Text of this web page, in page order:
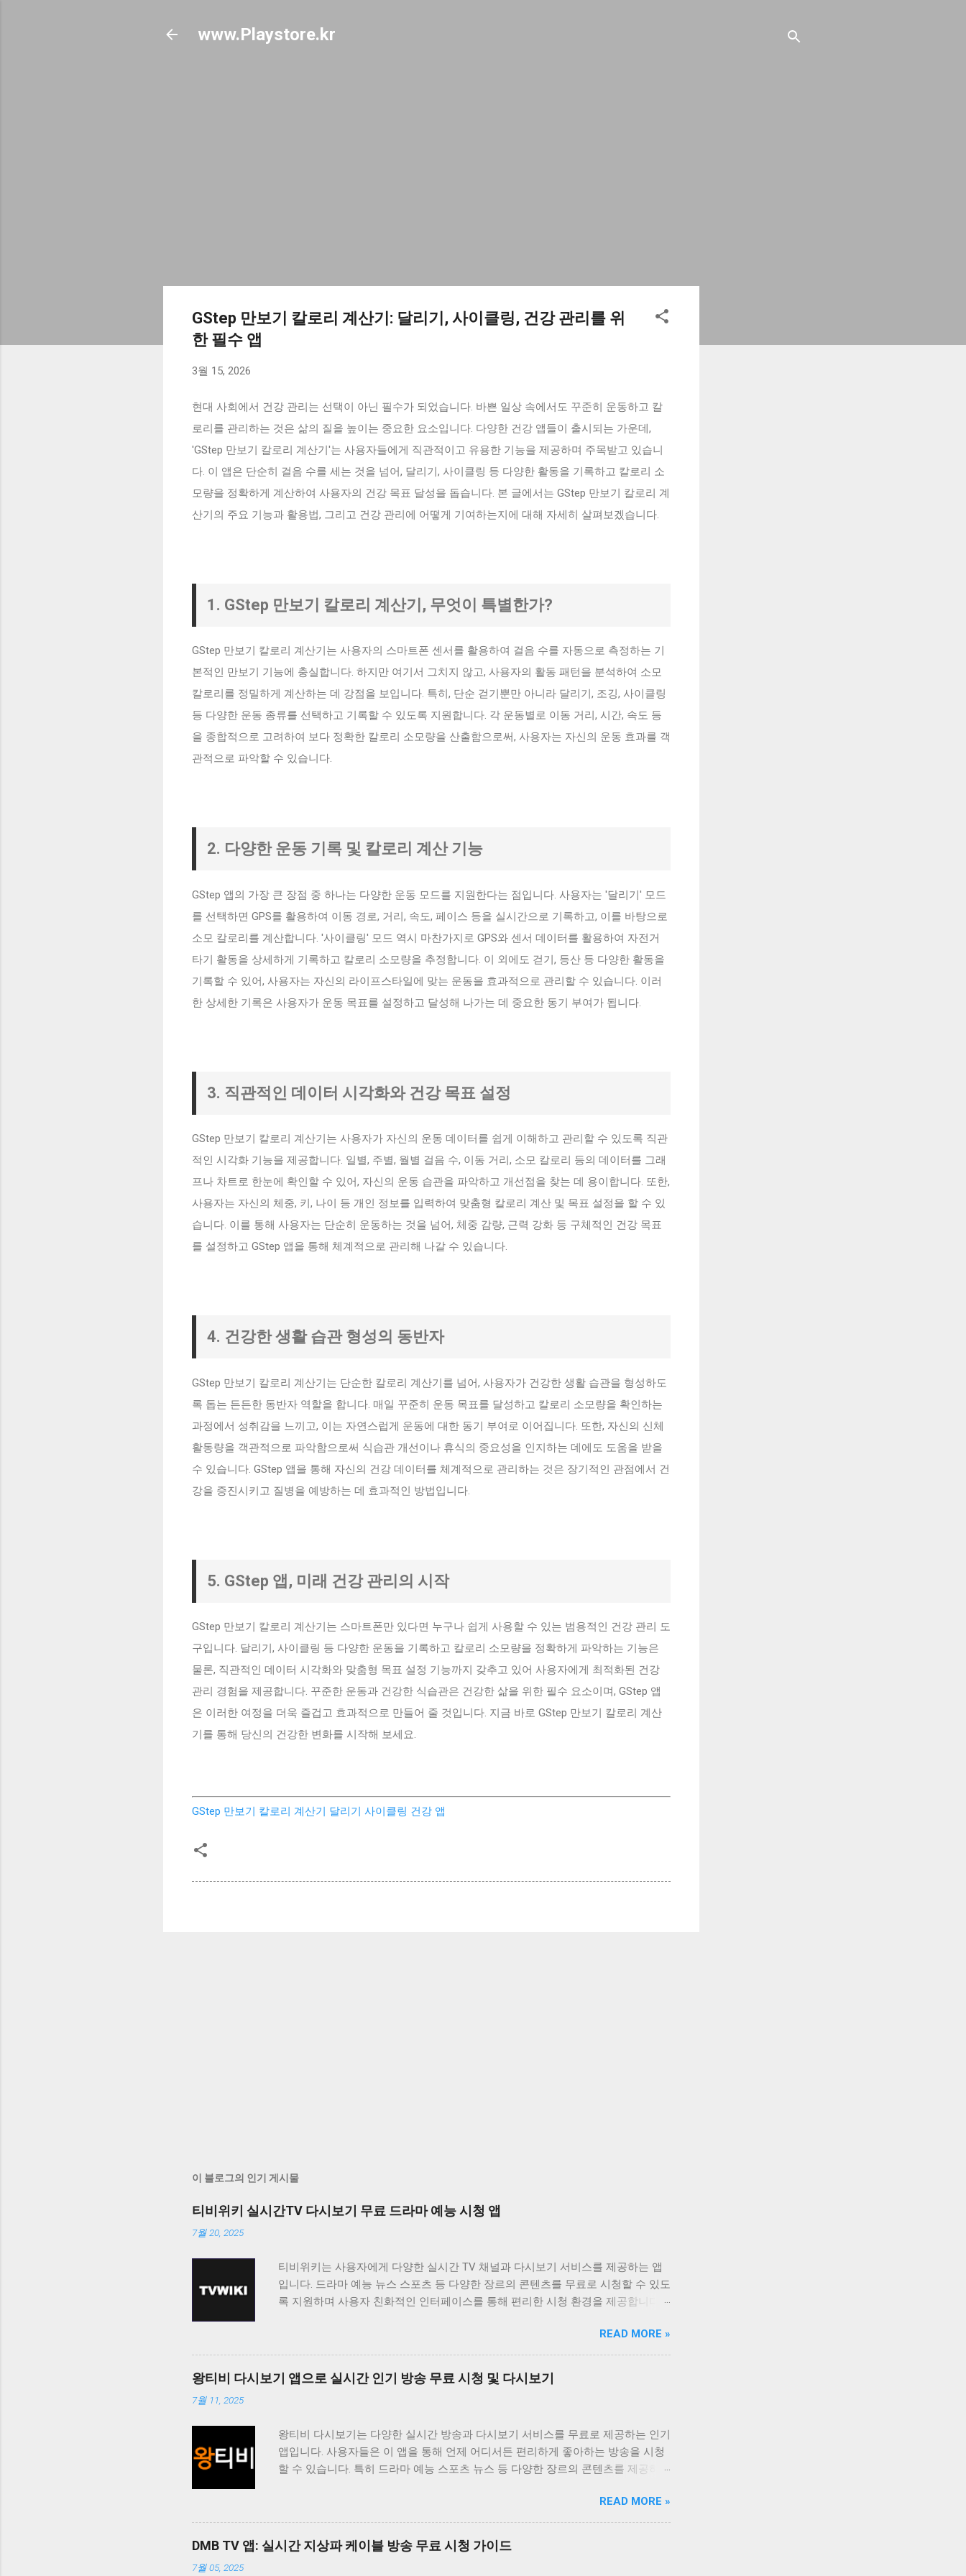
www.Playstore.kr
GStep 만보기 칼로리 계산기: 달리기, 사이클링, 건강 관리를 위
한 필수 앱
3월 15, 2026
현대 사회에서 건강 관리는 선택이 아닌 필수가 되었습니다. 바쁜 일상 속에서도 꾸준히 운동하고 칼
로리를 관리하는 것은 삶의 질을 높이는 중요한 요소입니다. 다양한 건강 앱들이 출시되는 가운데,
'GStep 만보기 칼로리 계산기'는 사용자들에게 직관적이고 유용한 기능을 제공하며 주목받고 있습니
다. 이 앱은 단순히 걸음 수를 세는 것을 넘어, 달리기, 사이클링 등 다양한 활동을 기록하고 칼로리 소
모량을 정확하게 계산하여 사용자의 건강 목표 달성을 돕습니다. 본 글에서는 GStep 만보기 칼로리 계
산기의 주요 기능과 활용법, 그리고 건강 관리에 어떻게 기여하는지에 대해 자세히 살펴보겠습니다.
1. GStep 만보기 칼로리 계산기, 무엇이 특별한가?
GStep 만보기 칼로리 계산기는 사용자의 스마트폰 센서를 활용하여 걸음 수를 자동으로 측정하는 기
본적인 만보기 기능에 충실합니다. 하지만 여기서 그치지 않고, 사용자의 활동 패턴을 분석하여 소모
칼로리를 정밀하게 계산하는 데 강점을 보입니다. 특히, 단순 걷기뿐만 아니라 달리기, 조깅, 사이클링
등 다양한 운동 종류를 선택하고 기록할 수 있도록 지원합니다. 각 운동별로 이동 거리, 시간, 속도 등
을 종합적으로 고려하여 보다 정확한 칼로리 소모량을 산출함으로써, 사용자는 자신의 운동 효과를 객
관적으로 파악할 수 있습니다.
2. 다양한 운동 기록 및 칼로리 계산 기능
GStep 앱의 가장 큰 장점 중 하나는 다양한 운동 모드를 지원한다는 점입니다. 사용자는 '달리기' 모드
를 선택하면 GPS를 활용하여 이동 경로, 거리, 속도, 페이스 등을 실시간으로 기록하고, 이를 바탕으로
소모 칼로리를 계산합니다. '사이클링' 모드 역시 마찬가지로 GPS와 센서 데이터를 활용하여 자전거
타기 활동을 상세하게 기록하고 칼로리 소모량을 추정합니다. 이 외에도 걷기, 등산 등 다양한 활동을
기록할 수 있어, 사용자는 자신의 라이프스타일에 맞는 운동을 효과적으로 관리할 수 있습니다. 이러
한 상세한 기록은 사용자가 운동 목표를 설정하고 달성해 나가는 데 중요한 동기 부여가 됩니다.
3. 직관적인 데이터 시각화와 건강 목표 설정
GStep 만보기 칼로리 계산기는 사용자가 자신의 운동 데이터를 쉽게 이해하고 관리할 수 있도록 직관
적인 시각화 기능을 제공합니다. 일별, 주별, 월별 걸음 수, 이동 거리, 소모 칼로리 등의 데이터를 그래
프나 차트로 한눈에 확인할 수 있어, 자신의 운동 습관을 파악하고 개선점을 찾는 데 용이합니다. 또한,
사용자는 자신의 체중, 키, 나이 등 개인 정보를 입력하여 맞춤형 칼로리 계산 및 목표 설정을 할 수 있
습니다. 이를 통해 사용자는 단순히 운동하는 것을 넘어, 체중 감량, 근력 강화 등 구체적인 건강 목표
를 설정하고 GStep 앱을 통해 체계적으로 관리해 나갈 수 있습니다.
4. 건강한 생활 습관 형성의 동반자
GStep 만보기 칼로리 계산기는 단순한 칼로리 계산기를 넘어, 사용자가 건강한 생활 습관을 형성하도
록 돕는 든든한 동반자 역할을 합니다. 매일 꾸준히 운동 목표를 달성하고 칼로리 소모량을 확인하는
과정에서 성취감을 느끼고, 이는 자연스럽게 운동에 대한 동기 부여로 이어집니다. 또한, 자신의 신체
활동량을 객관적으로 파악함으로써 식습관 개선이나 휴식의 중요성을 인지하는 데에도 도움을 받을
수 있습니다. GStep 앱을 통해 자신의 건강 데이터를 체계적으로 관리하는 것은 장기적인 관점에서 건
강을 증진시키고 질병을 예방하는 데 효과적인 방법입니다.
5. GStep 앱, 미래 건강 관리의 시작
GStep 만보기 칼로리 계산기는 스마트폰만 있다면 누구나 쉽게 사용할 수 있는 범용적인 건강 관리 도
구입니다. 달리기, 사이클링 등 다양한 운동을 기록하고 칼로리 소모량을 정확하게 파악하는 기능은
물론, 직관적인 데이터 시각화와 맞춤형 목표 설정 기능까지 갖추고 있어 사용자에게 최적화된 건강
관리 경험을 제공합니다. 꾸준한 운동과 건강한 식습관은 건강한 삶을 위한 필수 요소이며, GStep 앱
은 이러한 여정을 더욱 즐겁고 효과적으로 만들어 줄 것입니다. 지금 바로 GStep 만보기 칼로리 계산
기를 통해 당신의 건강한 변화를 시작해 보세요.
GStep 만보기 칼로리 계산기 달리기 사이클링 건강 앱
이 블로그의 인기 게시물
티비위키 실시간TV 다시보기 무료 드라마 예능 시청 앱
7월 20, 2025
티비위키는 사용자에게 다양한 실시간 TV 채널과 다시보기 서비스를 제공하는 앱
입니다. 드라마 예능 뉴스 스포츠 등 다양한 장르의 콘텐츠를 무료로 시청할 수 있도
록 지원하며 사용자 친화적인 인터페이스를 통해 편리한 시청 환경을 제공합니다.
보고 싶은 채널을 시청하고 싶은 사용자에게 유용한 앱입니다. 다양한 콘텐츠를 무
료로 제공하며 사용자 편의성을 높인 기능들을 통해 사용자 만족도를 높이고 있습
니다. 티비위키는 사용자가 원하는 콘텐츠를 쉽게 찾고 시청할 수 있도록 다양한 기
능을 제공합니다. 실시간 TV 시청 기능은 사용자가 현재 방송 중인 채널을 바로 시
쉽게 접근할 수 있도록 돕고 검색 기능을 통해 원하는 콘텐츠를 빠르게 찾을 수 있
도록 지원합니다. 티비위키는 사용자에게 편리하고 풍부한 시청 경험을 제공하기
위해 지속적으로 업데이트와 개선을 진행하고 있습니다. 티비위키는 무료로 제공되
니다. 사용자 인터페이스는 직관적이고 사용하기 쉽게 설계되어 있으며 다양한 기
기에서 원활하게 작동하도록 최적화되어 있습니다. 또한 티비위키는 사용자 피드백
을 적극적으로 수렴하여 앱의 기능과 성능을 지속적으로 개선하고 있습니다. 티비
READ MORE »
왕티비 다시보기 앱으로 실시간 인기 방송 무료 시청 및 다시보기
7월 11, 2025
왕티비 다시보기는 다양한 실시간 방송과 다시보기 서비스를 무료로 제공하는 인기
앱입니다. 사용자들은 이 앱을 통해 언제 어디서든 편리하게 좋아하는 방송을 시청
할 수 있습니다. 특히 드라마 예능 스포츠 뉴스 등 다양한 장르의 콘텐츠를 제공하여
점입니다. 별도의 회원가입이나 결제 없이 모든 콘텐츠를 자유롭게 이용할 수 있습
니다. 또한 사용자 인터페이스가 직관적이고 간편하여 누구나 쉽게 앱을 사용할 수
있습니다. 실시간 방송 시청 기능은 물론 다시보기 기능도 제공하여 놓친 방송을 언
제든지 다시 볼 수 있습니다. 왕티비 다시보기는 사용자들에게 다양한 엔터테인먼
READ MORE »
DMB TV 앱: 실시간 지상파 케이블 방송 무료 시청 가이드
7월 05, 2025